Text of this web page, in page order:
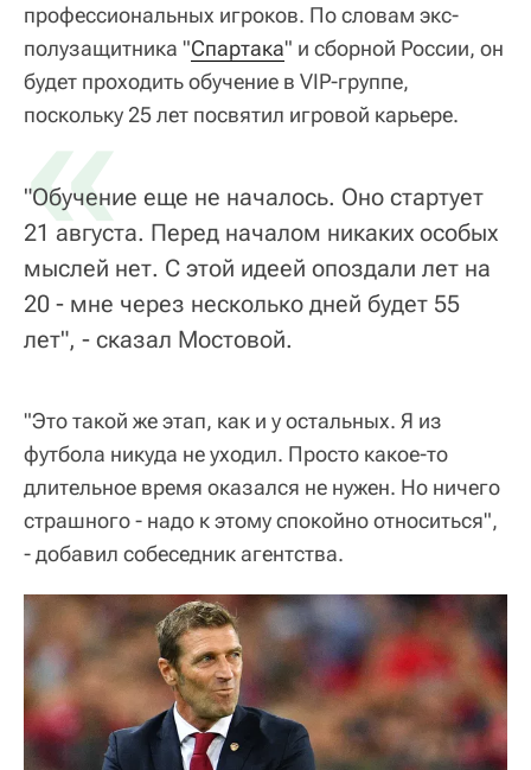
профессиональных игроков. По словам экс-
полузащитника "Спартака" и сборной России, он
будет проходить обучение в VIP-группе,
поскольку 25 лет посвятил игровой карьере.
«
"Обучение еще не началось. Оно стартует
21 августа. Перед началом никаких особых
мыслей нет. С этой идеей опоздали лет на
20 - мне через несколько дней будет 55
лет", - сказал Мостовой.
"Это такой же этап, как и у остальных. Я из
футбола никуда не уходил. Просто какое-то
длительное время оказался не нужен. Но ничего
страшного - надо к этому спокойно относиться",
- добавил собеседник агентства.